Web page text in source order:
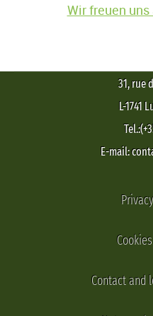
Wir freuen uns
31, rue
L-1741
E-mail:
Contact and